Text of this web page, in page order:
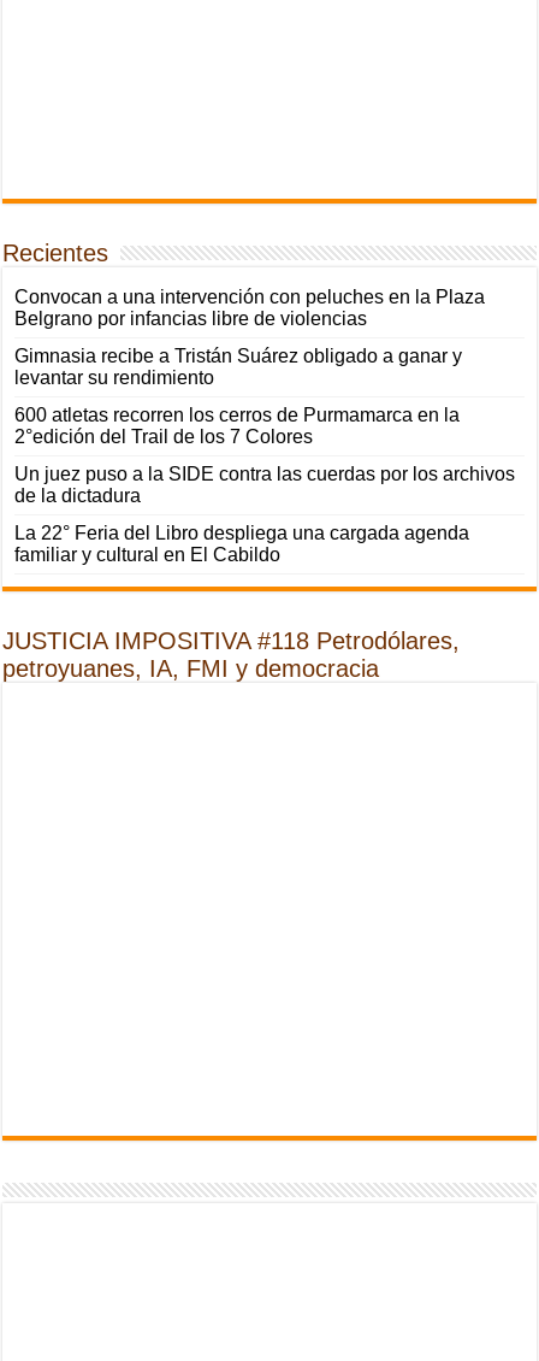
Recientes
Convocan a una intervención con peluches en la Plaza
Belgrano por infancias libre de violencias
Gimnasia recibe a Tristán Suárez obligado a ganar y
levantar su rendimiento
600 atletas recorren los cerros de Purmamarca en la
2°edición del Trail de los 7 Colores
Un juez puso a la SIDE contra las cuerdas por los archivos
de la dictadura
La 22° Feria del Libro despliega una cargada agenda
familiar y cultural en El Cabildo
JUSTICIA IMPOSITIVA #118 Petrodólares,
petroyuanes, IA, FMI y democracia